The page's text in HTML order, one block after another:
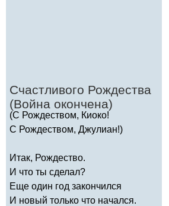
Счастливого Рождества
(Война окончена)
(С Рождеством, Киоко!
С Рождеством, Джулиан!)
Итак, Рождество.
И что ты сделал?
Еще один год закончился
И новый только что начался.